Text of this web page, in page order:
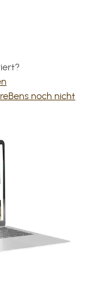
noch nicht